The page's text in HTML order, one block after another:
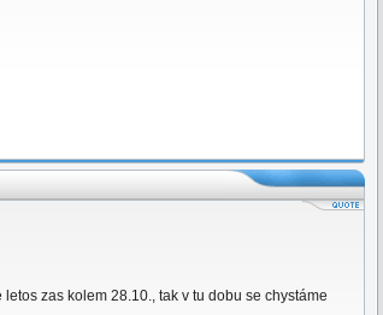
zas kolem 28.10., tak v tu dobu se chystáme